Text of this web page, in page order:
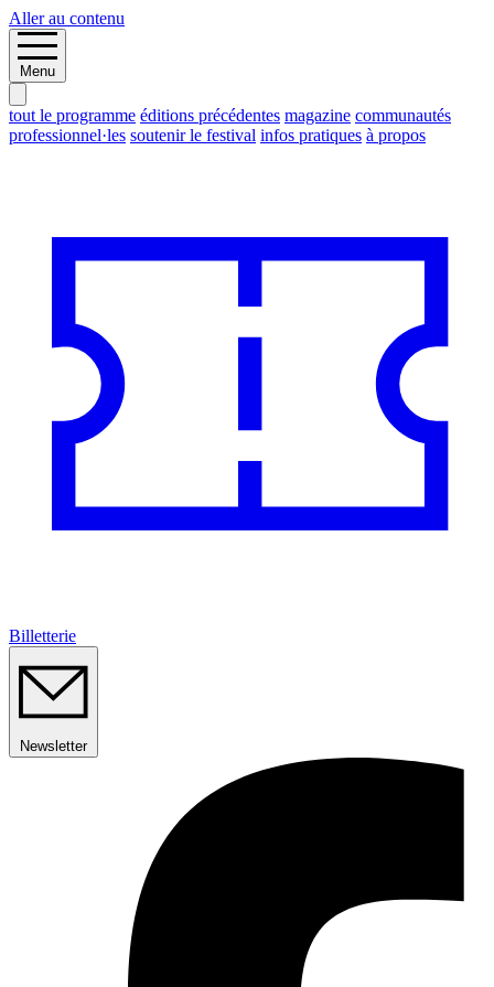
Aller au contenu
Menu
tout le programme éditions précédentes magazine communautés
professionnel·les soutenir le festival infos pratiques à propos
Billetterie
Newsletter